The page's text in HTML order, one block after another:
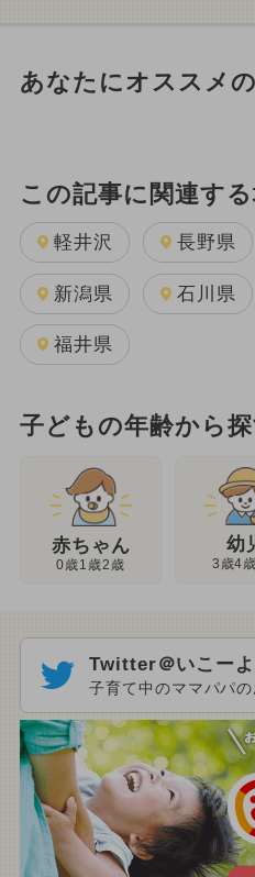
あなたにオススメ
この記事に関連す
軽井沢 長野県
新潟県 石川県
福井県
子どもの年齢から
赤ちゃん
0歳1歳2歳
幼
3歳4
Twitter＠いこーよ
子育て中のママパパの